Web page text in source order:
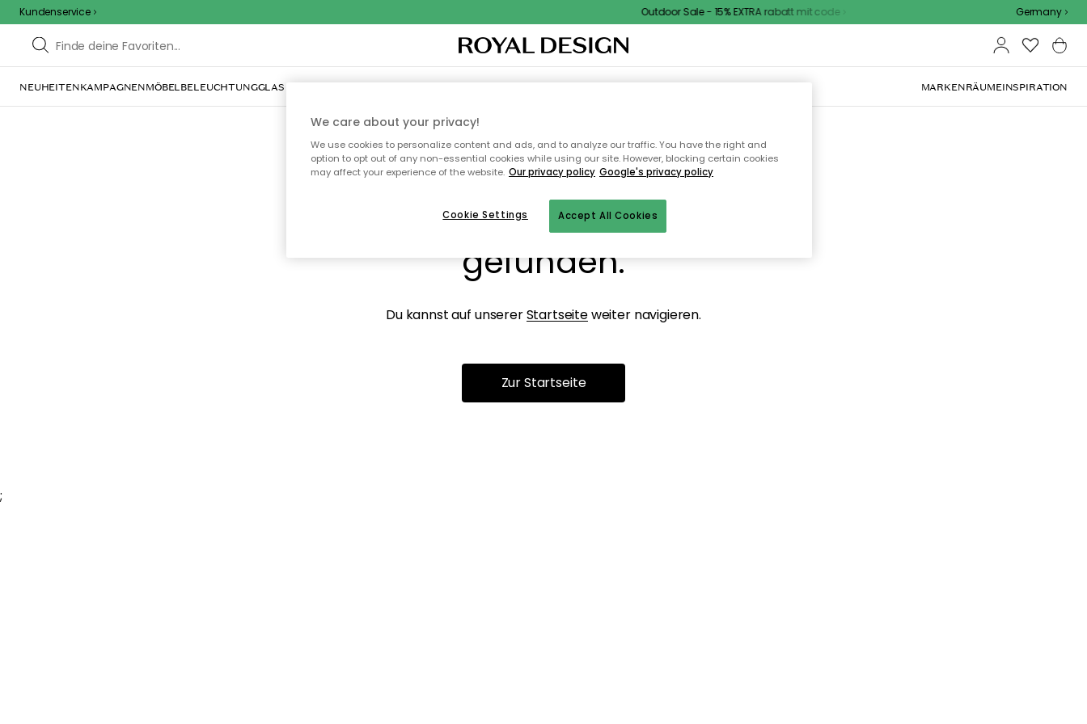
Kundenservice Outdoor Sale - 15% EXTRA rabatt mit code Germany
NEUHEITENKAMPAGNENMÖBELBELEUCHTUNGGLAS & GESCHIRRINNENEINRICHTUNGTEXTILIEN & TEPPICHEKÜCHEAUFBEWAHRUNGOUTDOOR-MÖBEL MARKENRÄUMEINSPIRATION
Ooops, die Seite wurde nicht
gefunden.
Du kannst auf unsererStartseiteweiter navigieren.
Zur Startseite
;
We care about your privacy!
We use cookies to personalize content and ads, and to analyze our traffic. You have the right and
option to opt out of any non-essential cookies while using our site. However, blocking certain cookies
may affect your experience of the website. Our privacy policy Google's privacy policy
Accept All Cookies
Cookie Settings